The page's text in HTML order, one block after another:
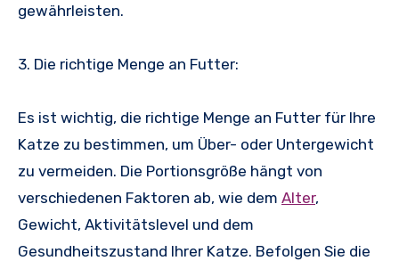
gewährleisten.
3. Die richtige Menge an Futter:
Es ist wichtig, die richtige Menge an Futter für Ihre
Katze zu bestimmen, um Über- oder Untergewicht
zu vermeiden. Die Portionsgröße hängt von
verschiedenen Faktoren ab, wie dem Alter,
Gewicht, Aktivitätslevel und dem
Gesundheitszustand Ihrer Katze. Befolgen Sie die